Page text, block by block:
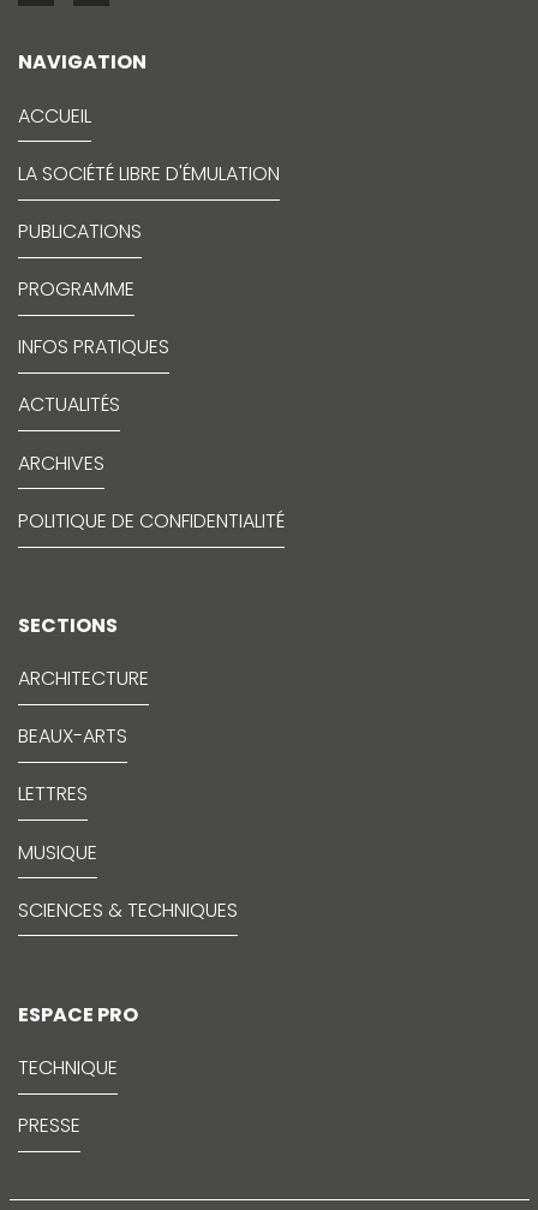
NAVIGATION
ACCUEIL
LA SOCIÉTÉ LIBRE D'ÉMULATION
PUBLICATIONS
PROGRAMME
INFOS PRATIQUES
ACTUALITÉS
ARCHIVES
POLITIQUE DE CONFIDENTIALITÉ
SECTIONS
ARCHITECTURE
BEAUX-ARTS
LETTRES
MUSIQUE
SCIENCES & TECHNIQUES
ESPACE PRO
TECHNIQUE
PRESSE